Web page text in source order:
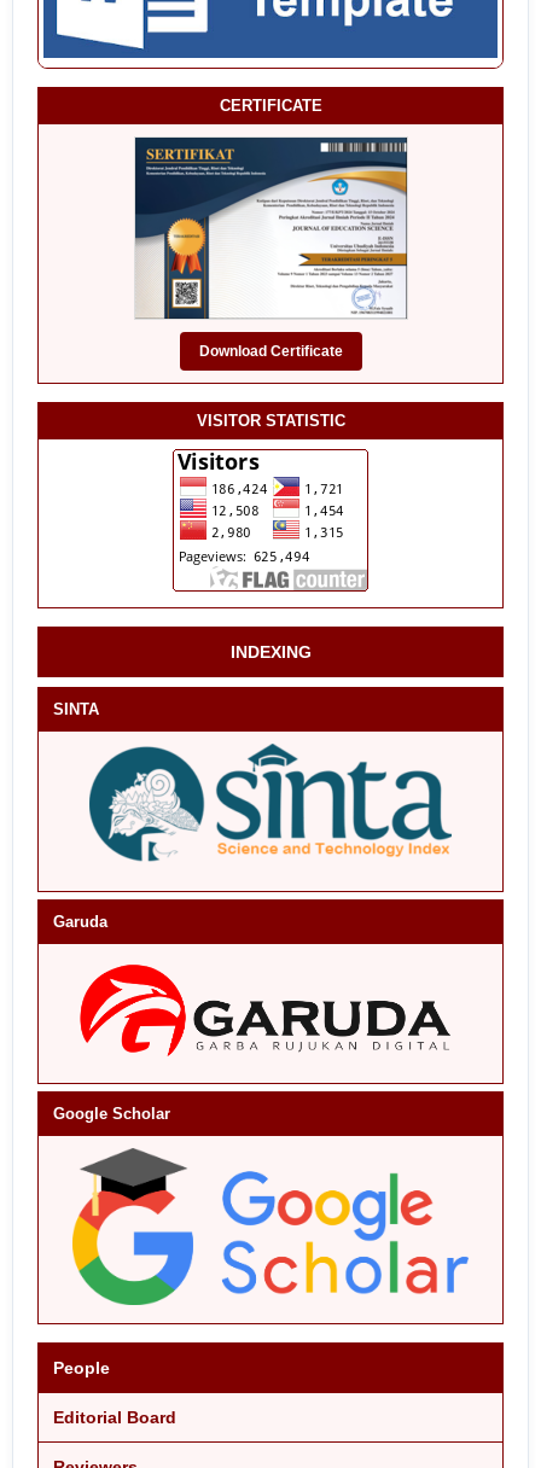
CERTIFICATE
Download Certificate
VISITOR STATISTIC
INDEXING
SINTA
Garuda
Google Scholar
People
Editorial Board